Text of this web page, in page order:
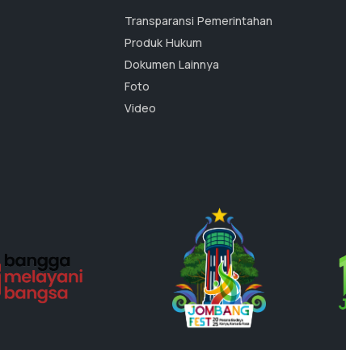
Transparansi Pemerintahan
Produk Hukum
Dokumen Lainnya
Foto
Video